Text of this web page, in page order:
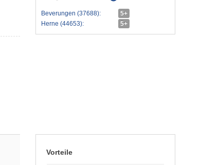
Beverungen (37688):
5+
Herne (44653):
5+
Vorteile